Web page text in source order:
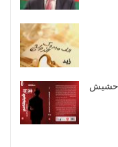
حشيش